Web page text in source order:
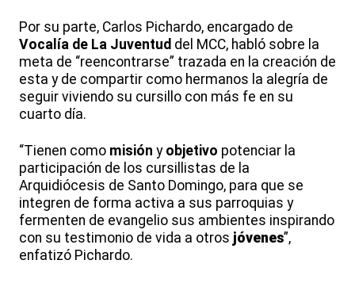
Por su parte, Carlos Pichardo, encargado de
Vocalía de La Juventud del MCC, habló sobre la
meta de “reencontrarse” trazada en la creación de
esta y de compartir como hermanos la alegría de
seguir viviendo su cursillo con más fe en su
cuarto día.
“Tienen como misión y objetivo potenciar la
participación de los cursillistas de la
Arquidiócesis de Santo Domingo, para que se
integren de forma activa a sus parroquias y
fermenten de evangelio sus ambientes inspirando
con su testimonio de vida a otros jóvenes”,
enfatizó Pichardo.